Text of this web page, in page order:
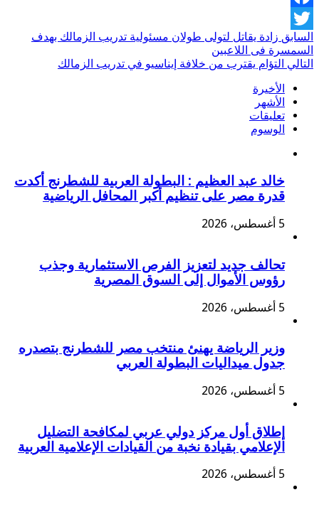
Facebook
Twitter
السابق زادة يقاتل لتولى طولان مسئولية تدريب الزمالك بهدف
السمسرة فى اللاعبين
التالي التؤام يقترب من خلافة إيناسيو في تدريب الزمالك
الأخيرة
الأشهر
تعليقات
الوسوم
خالد عبد العظيم : البطولة العربية للشطرنج أكدت
قدرة مصر على تنظيم أكبر المحافل الرياضية
5 أغسطس، 2026
تحالف جديد لتعزيز الفرص الاستثمارية وجذب
رؤوس الأموال إلى السوق المصرية
5 أغسطس، 2026
وزير الرياضة يهنئ منتخب مصر للشطرنج بتصدره
جدول ميداليات البطولة العربي
5 أغسطس، 2026
إطلاق أول مركز دولي عربي لمكافحة التضليل
الإعلامي بقيادة نخبة من القيادات الإعلامية العربية
5 أغسطس، 2026